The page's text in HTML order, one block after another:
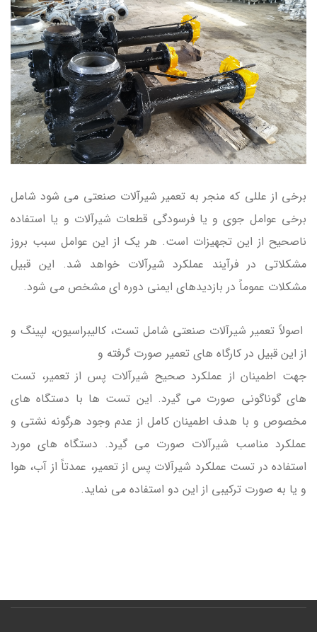
برخی از عللی که منجر به تعمیر شیرآلات صنعتی می شود شامل
برخی عوامل جوی و یا فرسودگی قطعات شیرآلات و یا استفاده
ناصحیح از این تجهیزات است. هر یک از این عوامل سبب بروز
مشکلاتی در فرآیند عملکرد شیرآلات خواهد شد. این قبیل
مشکلات عموماً در بازدیدهای ایمنی دوره ای مشخص می شود.
اصولاً تعمیر شیرآلات صنعتی شامل تست، کالیبراسیون، لپینگ و
از این قبیل در کارگاه های تعمیر صورت گرفته و
جهت اطمینان از عملکرد صحیح شیرآلات پس از تعمیر، تست
های گوناگونی صورت می گیرد. این تست ها با دستگاه های
مخصوص و با هدف اطمینان کامل از عدم وجود هرگونه نشتی و
عملکرد مناسب شیرآلات صورت می گیرد. دستگاه های مورد
استفاده در تست عملکرد شیرآلات پس از تعمیر، عمدتاً از آب، هوا
و یا به صورت ترکیبی از این دو استفاده می نماید.